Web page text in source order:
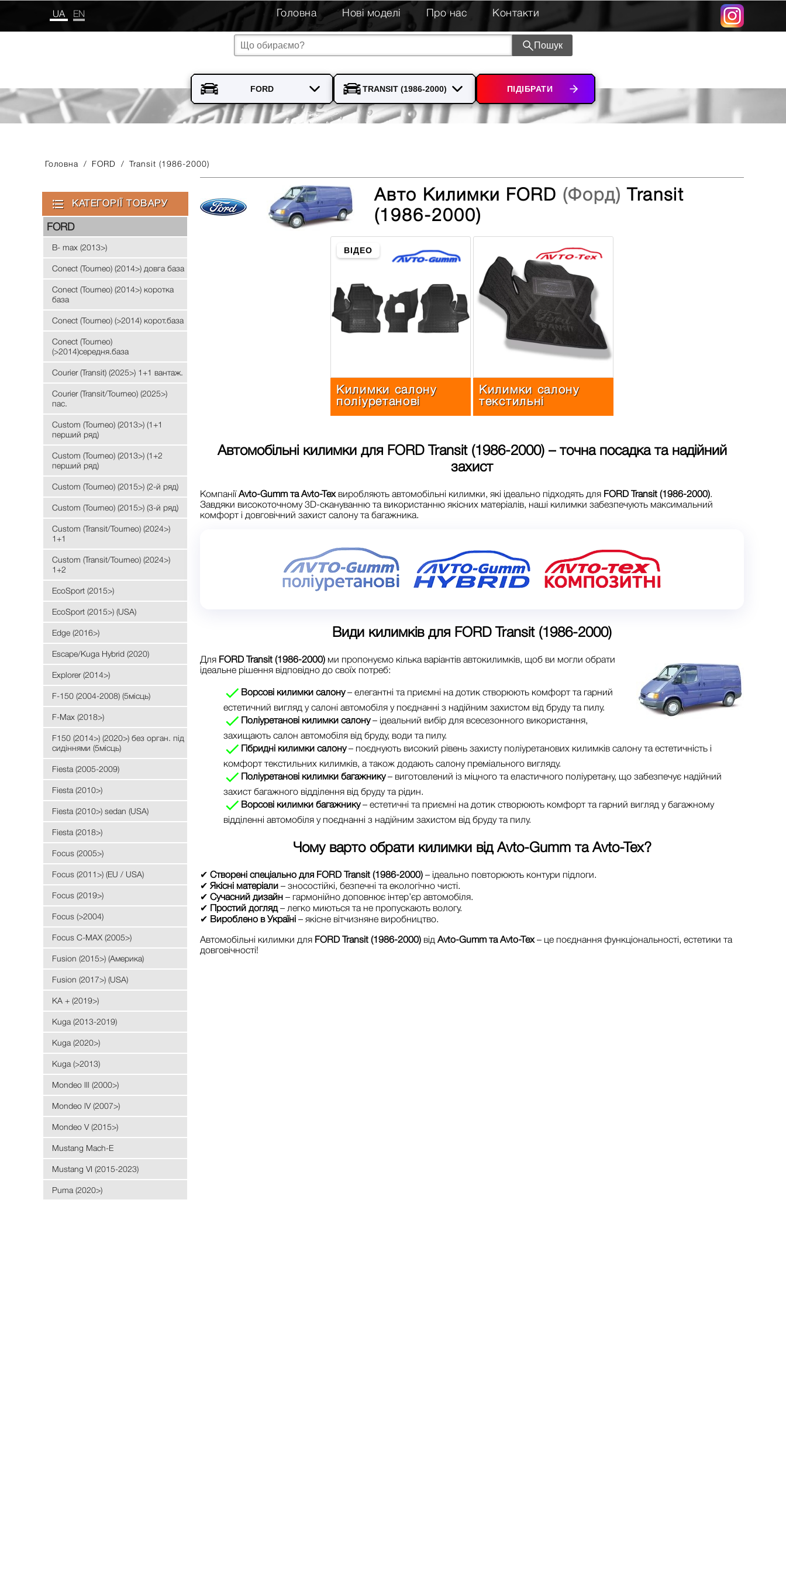
UA EN Головна Нові моделі Про нас Контакти
Пошук
ПІДІБРАТИ
Головна / FORD / Transit (1986-2000)
КАТЕГОРІЇ ТОВАРУ
FORD
B- max (2013>)
Conect (Tourneo) (2014>) довга база
Conect (Tourneo) (2014>) коротка
база
Conect (Tourneo) (>2014) корот.база
Conect (Tourneo)
(>2014)середня.база
Courier (Transit) (2025>) 1+1 вантаж.
Courier (Transit/Tourneo) (2025>)
пас.
Custom (Tourneo) (2013>) (1+1
перший ряд)
Custom (Tourneo) (2013>) (1+2
перший ряд)
Custom (Tourneo) (2015>) (2-й ряд)
Custom (Tourneo) (2015>) (3-й ряд)
Custom (Transit/Tourneo) (2024>)
1+1
Custom (Transit/Tourneo) (2024>)
1+2
EcoSport (2015>)
EcoSport (2015>) (USA)
Edge (2016>)
Escape/Kuga Hybrid (2020)
Explorer (2014>)
F-150 (2004-2008) (5місць)
F-Max (2018>)
F150 (2014>) (2020>) без орган. під
сидіннями (5місць)
Fiesta (2005-2009)
Fiesta (2010>)
Fiesta (2010>) sedan (USA)
Fiesta (2018>)
Focus (2005>)
Focus (2011>) (EU / USA)
Focus (2019>)
Focus (>2004)
Focus C-MAX (2005>)
Fusion (2015>) (Америка)
Fusion (2017>) (USA)
KA + (2019>)
Kuga (2013-2019)
Kuga (2020>)
Kuga (>2013)
Mondeo lll (2000>)
Mondeo lV (2007>)
Mondeo V (2015>)
Mustang Mach-E
Mustang VI (2015-2023)
Puma (2020>)
Авто Килимки FORD (Форд) Transit
(1986-2000)
ВІДЕО
Килимки салону
поліуретанові
Килимки салону
текстильні
Автомобільні килимки для FORD Transit (1986-2000)– точна посадка та надійний
захист
КомпаніїAvto-Gumm та Avto-Texвиробляють автомобільні килимки, які ідеально підходять для FORD Transit (1986-2000).
Завдяки високоточному 3D-скануванню та використанню якісних матеріалів, наші килимки забезпечують максимальний
комфорт і довговічний захист салону та багажника.
Види килимків для FORD Transit (1986-2000)
Для FORD Transit (1986-2000) ми пропонуємо кілька варіантів автокилимків, щоб ви могли обрати
ідеальне рішення відповідно до своїх потреб:
Ворсові килимки салону– елегантні та приємні на дотик створюють комфорт та гарний
естетичний вигляд у салоні автомобіля у поєднанні з надійним захистом від бруду та пилу.
Поліуретанові килимки салону– ідеальний вибір для всесезонного використання,
захищають салон автомобіля від бруду, води та пилу.
Гібридні килимки салону– поєднують високий рівень захисту поліуретанових килимків салону та естетичність і
комфорт текстильних килимків, а також додають салону преміального вигляду.
Поліуретанові килимки багажнику– виготовлений із міцного та еластичного поліуретану, що забезпечує надійний
захист багажного відділення від бруду та рідин.
Ворсові килимки багажнику– естетичні та приємні на дотик створюють комфорт та гарний вигляд у багажному
відділенні автомобіля у поєднанні з надійним захистом від бруду та пилу.
Чому варто обрати килимки від Avto-Gumm та Avto-Tex?
✔ Створені спеціально для FORD Transit (1986-2000) – ідеально повторюють контури підлоги.
✔ Якісні матеріали – зносостійкі, безпечні та екологічно чисті.
✔ Сучасний дизайн – гармонійно доповнює інтер’єр автомобіля.
✔ Простий догляд– легко миються та не пропускають вологу.
✔ Вироблено в Україні – якісне вітчизняне виробництво.
Автомобільні килимки для FORD Transit (1986-2000) від Avto-Gumm та Avto-Tex– це поєднання функціональності, естетики та
довговічності!